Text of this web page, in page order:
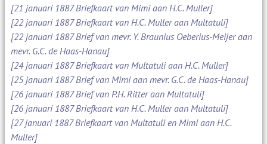
[21 januari 1887 Briefkaart van Mimi aan H.C. Muller]
[22 januari 1887 Briefkaart van H.C. Muller aan Multatuli]
[22 januari 1887 Brief van mevr. Y. Braunius Oeberius-Meijer aan
mevr. G.C. de Haas-Hanau]
[24 januari 1887 Briefkaart van Multatuli aan H.C. Muller]
[25 januari 1887 Brief van Mimi aan mevr. G.C. de Haas-Hanau]
[26 januari 1887 Brief van P.H. Ritter aan Multatuli]
[26 januari 1887 Briefkaart van H.C. Muller aan Multatuli]
[27 januari 1887 Briefkaart van Multatuli en Mimi aan H.C.
Muller]